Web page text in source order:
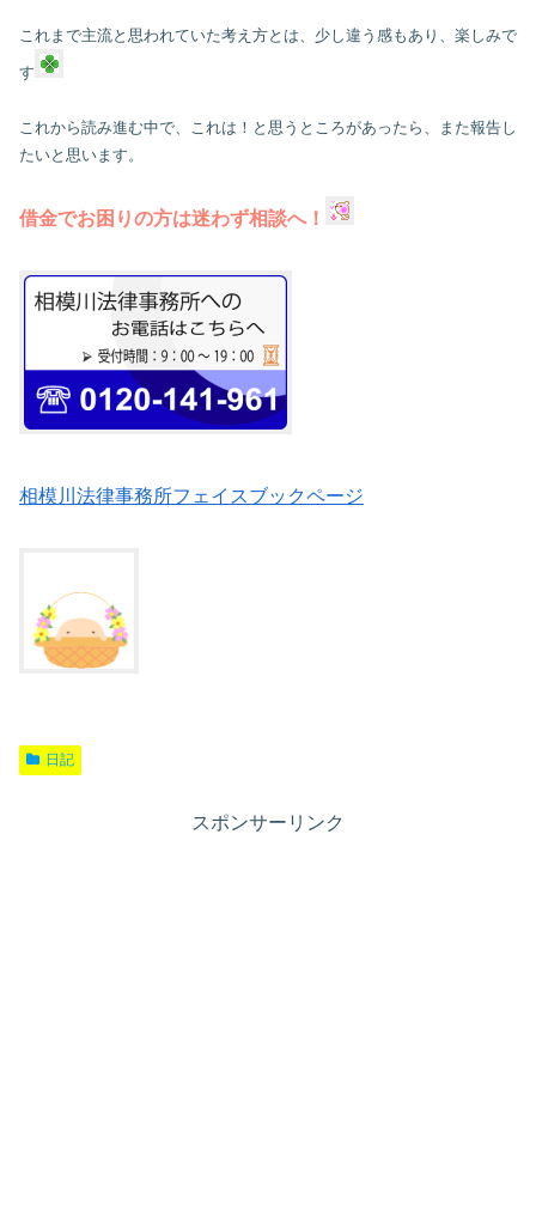
これまで主流と思われていた考え方とは、少し違う感もあり、楽しみで
す
これから読み進む中で、これは！と思うところがあったら、また報告し
たいと思います。
借金でお困りの方は迷わず相談へ！
相模川法律事務所フェイスブックページ
日記
スポンサーリンク